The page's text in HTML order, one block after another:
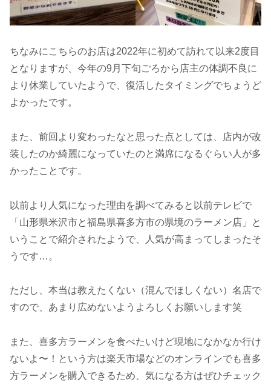
ちなみにこちらのお店は2022年に初めて訪れて以来2度目
となりますが、今年の9月下旬ごろから店主の体調不良に
より休業していたようで、復活したタイミングでちょうど
よかったです。
また、前回より変わったなと思った点としては、店内が改
装したのか綺麗になっていたのと満席になるぐらい人が多
かったことです。
以前より人気になった理由を調べてみると以前テレビで
「山形県米沢市と福島県喜多方市の県境のラーメン店」と
いうことで紹介されたようで、人気が高まってしまったそ
うです…。
ただし、本当は教えたくない（混んでほしくない）名店で
すので、あまり広めないようよろしくお願いします笑
また、喜多方ラーメンを食べたいけど現地になかなか行け
ないよ〜！という方は楽天市場などのオンラインでも喜多
方ラーメンを購入できるため、気になる方はぜひチェック